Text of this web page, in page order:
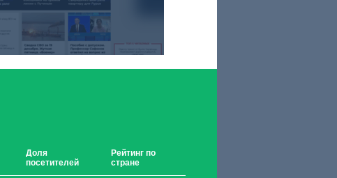
Доля
посетителей
Рейтинг по
стране